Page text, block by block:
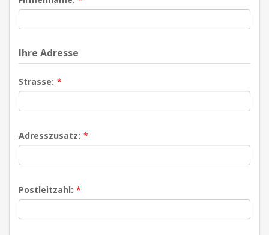
Ihre Adresse
Strasse: *
Adresszusatz: *
Postleitzahl: *